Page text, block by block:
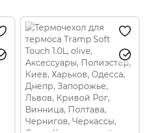
приборы
для вина
и бутылки для воды
для пикника